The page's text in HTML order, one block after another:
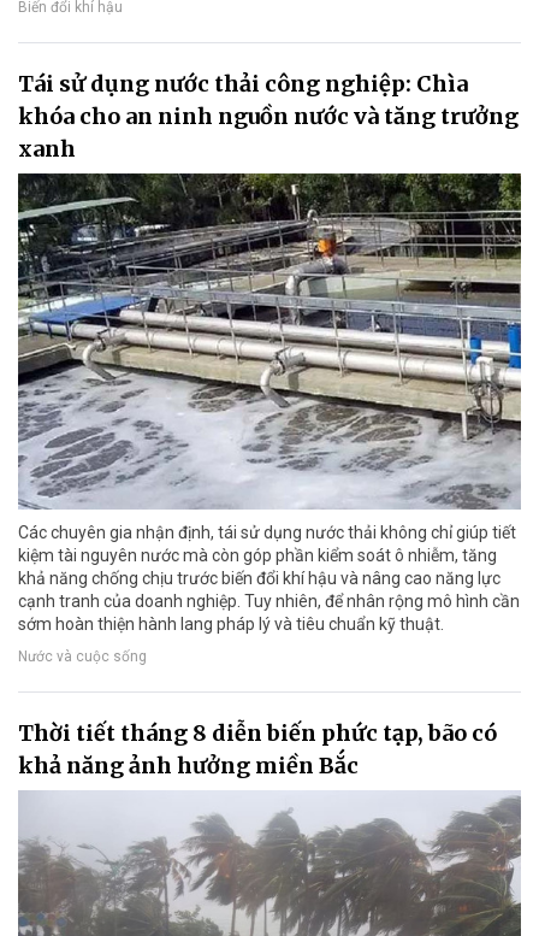
Biến đổi khí hậu
Tái sử dụng nước thải công nghiệp: Chìa
khóa cho an ninh nguồn nước và tăng trưởng
xanh
Các chuyên gia nhận định, tái sử dụng nước thải không chỉ giúp tiết
kiệm tài nguyên nước mà còn góp phần kiểm soát ô nhiễm, tăng
khả năng chống chịu trước biến đổi khí hậu và nâng cao năng lực
cạnh tranh của doanh nghiệp. Tuy nhiên, để nhân rộng mô hình cần
sớm hoàn thiện hành lang pháp lý và tiêu chuẩn kỹ thuật.
Nước và cuộc sống
Thời tiết tháng 8 diễn biến phức tạp, bão có
khả năng ảnh hưởng miền Bắc